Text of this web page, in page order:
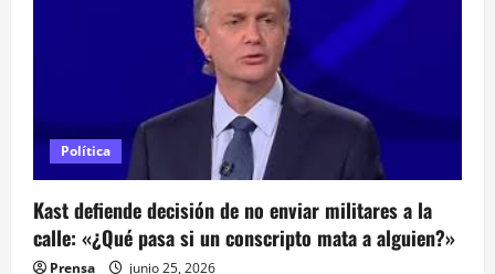
s
Política
Kast defiende decisión de no enviar militares a la
calle: «¿Qué pasa si un conscripto mata a alguien?»
Prensa junio 25, 2026